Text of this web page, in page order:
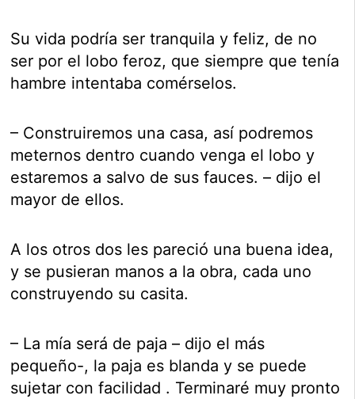
Su vida podría ser tranquila y feliz, de no
ser por el lobo feroz, que siempre que tenía
hambre intentaba comérselos.
– Construiremos una casa, así podremos
meternos dentro cuando venga el lobo y
estaremos a salvo de sus fauces. – dijo el
mayor de ellos.
A los otros dos les pareció una buena idea,
y se pusieran manos a la obra, cada uno
construyendo su casita.
– La mía será de paja – dijo el más
pequeño-, la paja es blanda y se puede
sujetar con facilidad . Terminaré muy pronto